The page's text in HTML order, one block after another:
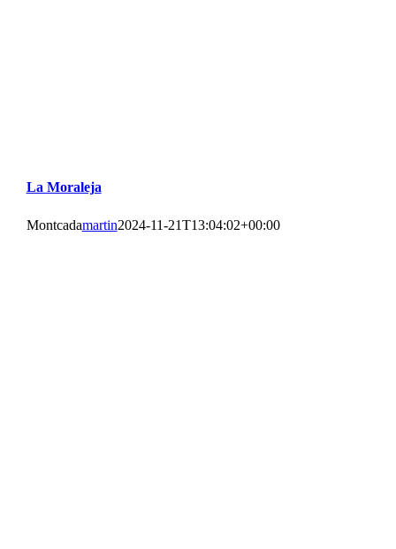
La Moraleja
Montcadamartin2024-11-21T13:04:02+00:00